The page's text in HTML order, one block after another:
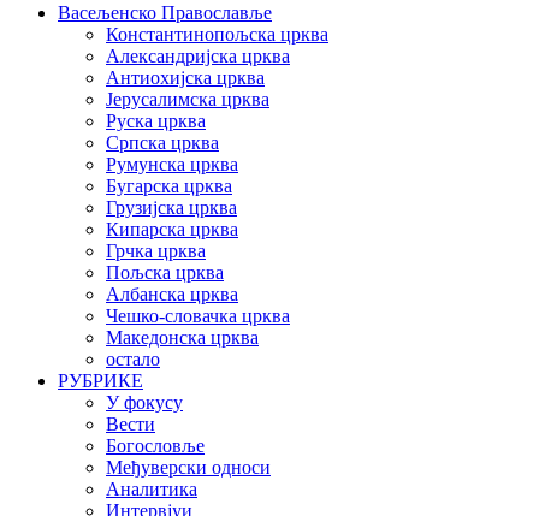
Васељенско Православље
Константинопољска црква
Александријска црква
Антиохијска црква
Јерусалимска црква
Руска црква
Српска црква
Румунска црква
Бугарска црква
Грузијска црква
Кипарска црква
Грчка црква
Пољска црква
Албанска црква
Чешко-словачка црква
Македонска црква
остало
РУБРИКЕ
У фокусу
Вести
Богословље
Међуверски односи
Аналитика
Интервјуи